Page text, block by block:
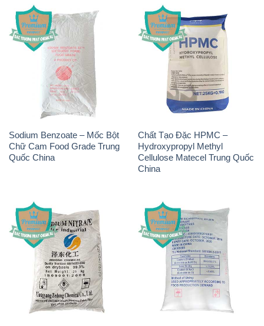
Sodium Benzoate – Mốc Bột
Chữ Cam Food Grade Trung
Quốc China
Chất Tạo Đặc HPMC –
Hydroxypropyl Methyl
Cellulose Matecel Trung Quốc
China